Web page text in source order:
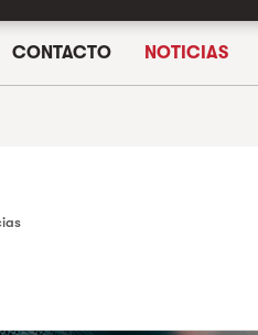
CONTACTO NOTICIAS